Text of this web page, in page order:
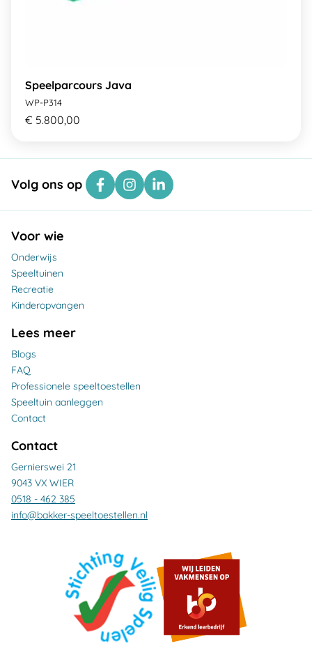
Speelparcours Java
WP-P314
€ 5.800,00
Volg ons op
Voor wie
Onderwijs
Speeltuinen
Recreatie
Kinderopvangen
Lees meer
Blogs
FAQ
Professionele speeltoestellen
Speeltuin aanleggen
Contact
Contact
Gernierswei 21
9043 VX WIER
0518 - 462 385
info@bakker-speeltoestellen.nl